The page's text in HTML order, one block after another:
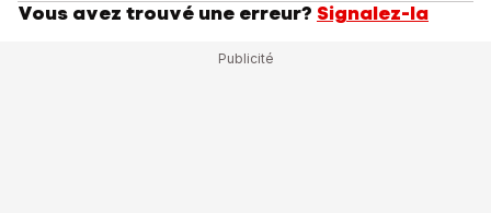
Vous avez trouvé une erreur? Signalez-la